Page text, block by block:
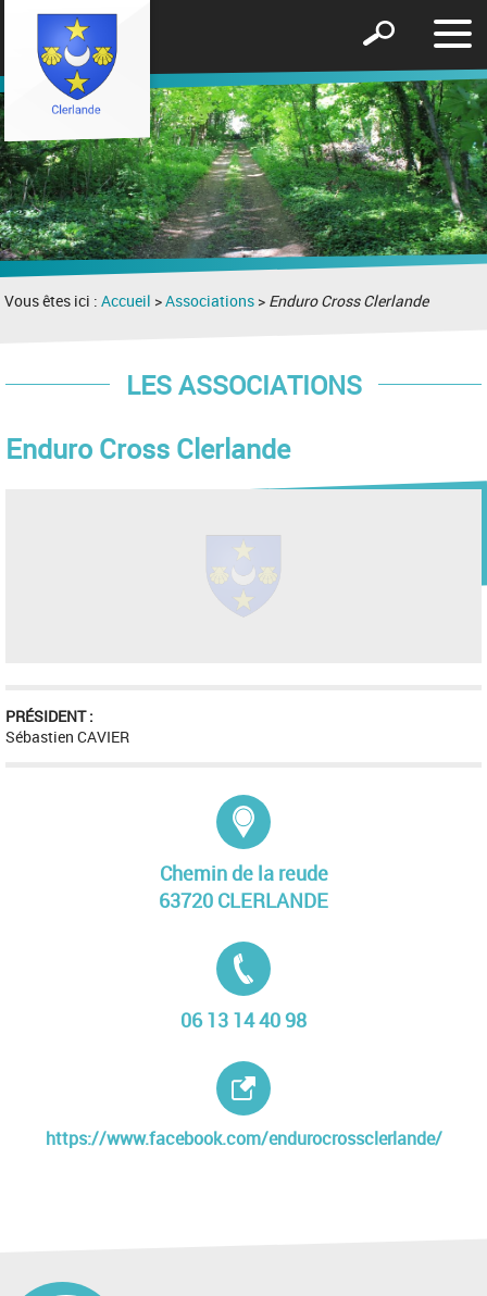
le
Afficher
formulaire
de
recherche
Vous êtes ici :Accueil >Associations > Enduro Cross Clerlande
LES ASSOCIATIONS
Enduro Cross Clerlande
PRÉSIDENT :
Sébastien CAVIER
Chemin de la reude
63720 CLERLANDE
06 13 14 40 98
https://www.facebook.com/endurocrossclerlande/